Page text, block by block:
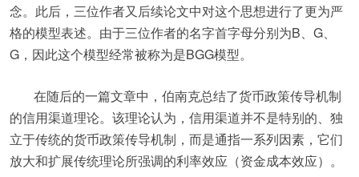
念。此后，三位作者又后续论文中对这个思想进行了更为严
格的模型表述。由于三位作者的名字首字母分别为B、G、
G，因此这个模型经常被称为是BGG模型。
在随后的一篇文章中，伯南克总结了货币政策传导机制
的信用渠道理论。该理论认为，信用渠道并不是特别的、独
立于传统的货币政策传导机制，而是通指一系列因素，它们
放大和扩展传统理论所强调的利率效应（资金成本效应）。